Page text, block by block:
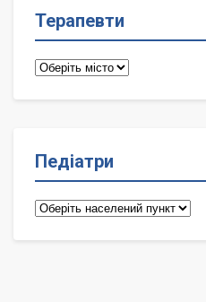
Терапевти
Терапевти
Педіатри
Педіатри